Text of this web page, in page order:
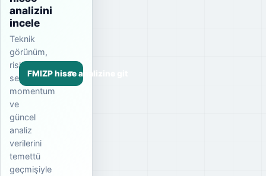
analizini
incele
Teknik
görünüm,
risk
seviyesi,
momentum
ve
güncel
analiz
verilerini
temettü
geçmişiyle
FMIZP hisse analizine git